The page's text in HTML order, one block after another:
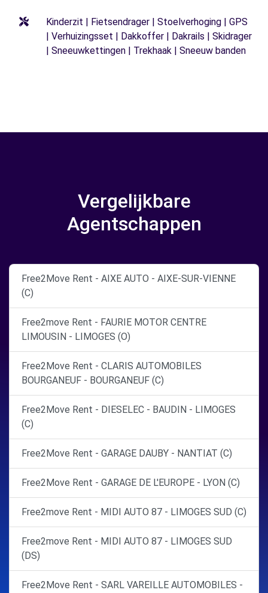
Kinderzit | Fietsendrager | Stoelverhoging | GPS
| Verhuizingsset | Dakkoffer | Dakrails | Skidrager
| Sneeuwkettingen | Trekhaak | Sneeuw banden
Vergelijkbare
Agentschappen
Free2Move Rent - AIXE AUTO - AIXE-SUR-VIENNE
(C)
Free2move Rent - FAURIE MOTOR CENTRE
LIMOUSIN - LIMOGES (O)
Free2Move Rent - CLARIS AUTOMOBILES
BOURGANEUF - BOURGANEUF (C)
Free2Move Rent - DIESELEC - BAUDIN - LIMOGES
(C)
Free2Move Rent - GARAGE DAUBY - NANTIAT (C)
Free2Move Rent - GARAGE DE L'EUROPE - LYON (C)
Free2move Rent - MIDI AUTO 87 - LIMOGES SUD (C)
Free2move Rent - MIDI AUTO 87 - LIMOGES SUD
(DS)
Free2Move Rent - SARL VAREILLE AUTOMOBILES -